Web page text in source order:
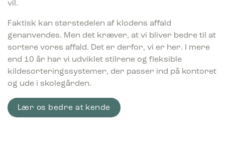
vil.
Faktisk kan størstedelen af klodens affald
genanvendes. Men det kræver, at vi bliver bedre til at
sortere vores affald. Det er derfor, vi er her. I mere
end 10 år har vi udviklet stilrene og fleksible
kildesorteringssystemer, der passer ind på kontoret
og ude i skolegården.
Lær os bedre at kende